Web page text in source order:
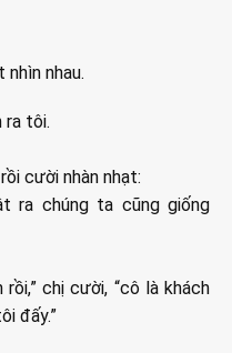
nhau.
ra tôi.
cười nhàn nhạt:
ra chúng ta cũng giống
chị cười, “cô là khách
đấy.”